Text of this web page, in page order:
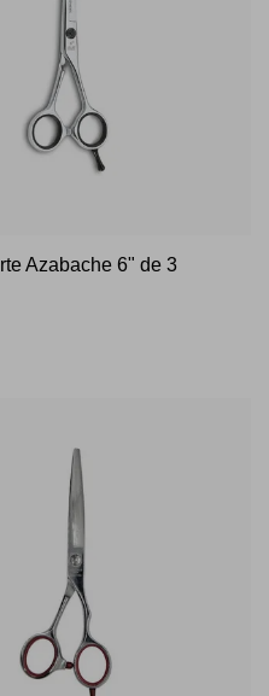
Azabache 6" de 3